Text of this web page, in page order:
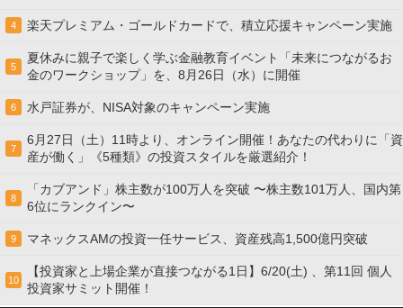
4 楽天プレミアム・ゴールドカードで、積立応援キャンペーン実施
5
夏休みに親子で楽しく学ぶ金融教育イベント「未来につながるお
金のワークショップ」を、8月26日（水）に開催
6 水戸証券が、NISA対象のキャンペーン実施
7
6月27日（土）11時より、オンライン開催！あなたの代わりに「資
産が働く」《5種類》の投資スタイルを厳選紹介！
8
「カブアンド」株主数が100万人を突破 〜株主数101万人、国内第
6位にランクイン〜
9 マネックスAMの投資一任サービス、資産残高1,500億円突破
10
【投資家と上場企業が直接つながる1日】6/20(土) 、第11回 個人
投資家サミット開催！